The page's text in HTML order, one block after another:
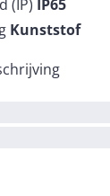
(IP) IP65
Kunststof